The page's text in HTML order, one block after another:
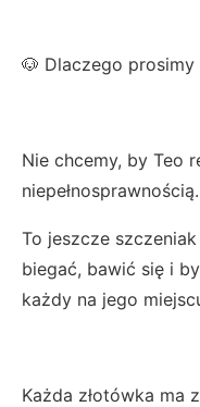
🐶 Dlaczego
Nie chcemy, by Teo
niepełnosprawnością.
To jeszcze szczeniak
biegać, bawić się i
każdy na jego
Każda złotówka ma